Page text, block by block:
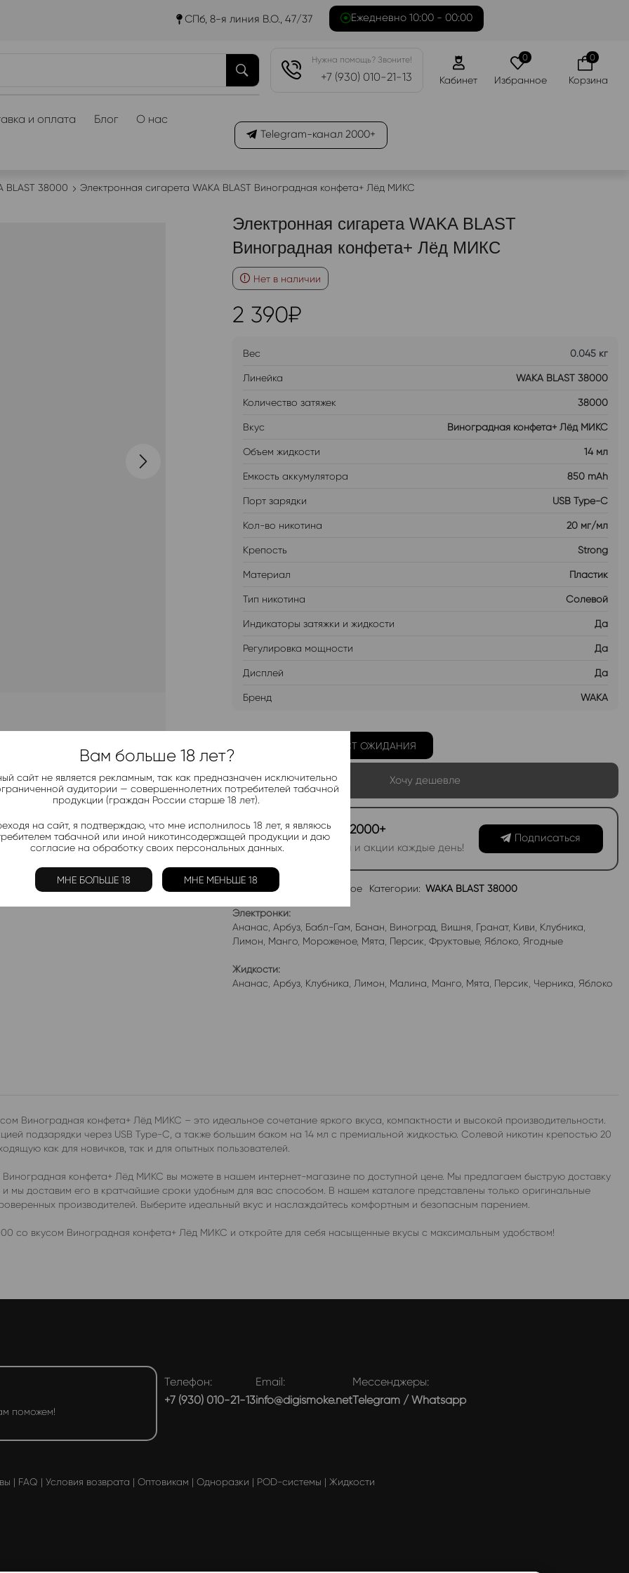
СПб, 8-я линия В.О., 47/37 Ежедневно 10:00 - 00:00
Нужна помощь? Звоните!
+7 (930) 010-21-13 Кабинет
0
Избранное
0
Корзина
и оплата Блог О нас
Telegram-канал 2000+
BLAST 38000 Электронная сигарета WAKA BLAST Виноградная конфета+ Лёд МИКС
Электронная сигарета WAKA BLAST
Виноградная конфета+ Лёд МИКС
Нет в наличии
2 390₽
Вес 0.045 кг
Линейка WAKA BLAST 38000
Количество затяжек 38000
Вкус Виноградная конфета+ Лёд МИКС
Объем жидкости 14 мл
Емкость аккумулятора 850 mAh
Порт зарядки USB Type-C
Кол-во никотина 20 мг/мл
Крепость Strong
Материал Пластик
Тип никотина Солевой
Индикаторы затяжки и жидкости Да
Регулировка мощности Да
Дисплей Да
Бренд WAKA
ДОБАВИТЬ В ЛИСТ ОЖИДАНИЯ
Хочу дешевле
Telegram-канал 2000+
Актуальные новинки и акции каждые день!
Подписаться
Добавить в избранное Категории: WAKA BLAST 38000
Электронки:
Ананас Арбуз, Бабл-Гам Банан Виноград Вишня Гранат, Киви Клубника
Лимон Манго, Мороженое, Мята Персик Фруктовые, Яблоко, Ягодные
Жидкости:
Ананас Арбуз, Клубника Лимон Малина Манго, Мята Персик Черника Яблоко
Виноградная конфета+ Лёд МИКС – это идеальное сочетание яркого вкуса, компактности и высокой производительности.
подзарядки через USB Type-C, а также большим баком на 14 мл с премиальной жидкостью. Солевой никотин крепостью 20
как для новичков, так и для опытных пользователей.
Виноградная конфета+ Лёд МИКС вы можете в нашем интернет-магазине по доступной цене. Мы предлагаем быструю доставку
мы доставим его в кратчайшие сроки удобным для вас способом. В нашем каталоге представлены только оригинальные
производителей. Выберите идеальный вкус и наслаждайтесь комфортным и безопасным парением.
со вкусом Виноградная конфета+ Лёд МИКС и откройте для себя насыщенные вкусы с максимальным удобством!
поможем!
Телефон:
+7 (930) 010-21-13
Email:
info@digismoke.net
Мессенджеры:
Telegram / Whatsapp
| FAQ | Условия возврата | Оптовикам | Одноразки | POD-системы | Жидкости
Вам больше 18 лет?
сайт не является рекламным, так как предназначен исключительно
аудитории — совершеннолетних потребителей табачной
продукции (граждан России старше 18 лет).
на сайт, я подтверждаю, что мне исполнилось 18 лет, я являюсь
табачной или иной никотинсодержащей продукции и даю
согласие на обработку своих персональных данных.
МНЕ БОЛЬШЕ 18 МНЕ МЕНЬШЕ 18